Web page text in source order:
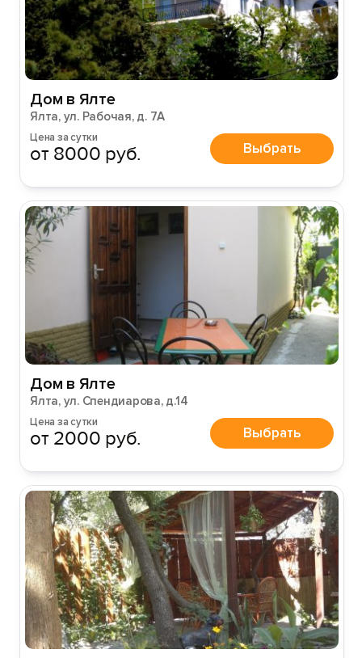
Дом в Ялте
Ялта, ул. Рабочая, д. 7А
Цена за сутки
от 8000 руб. Выбрать
Дом в Ялте
Ялта, ул. Спендиарова, д.14
Цена за сутки
от 2000 руб. Выбрать